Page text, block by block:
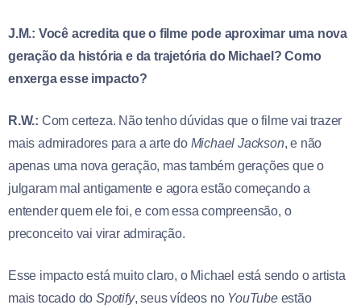
J.M.: Você acredita que o filme pode aproximar uma nova
geração da história e da trajetória do Michael? Como
enxerga esse impacto?
R.W.: Com certeza. Não tenho dúvidas que o filme vai trazer
mais admiradores para a arte do Michael Jackson, e não
apenas uma nova geração, mas também gerações que o
julgaram mal antigamente e agora estão começando a
entender quem ele foi, e com essa compreensão, o
preconceito vai virar admiração.
Esse impacto está muito claro, o Michael está sendo o artista
mais tocado doSpotify, seus vídeos no YouTubeestão